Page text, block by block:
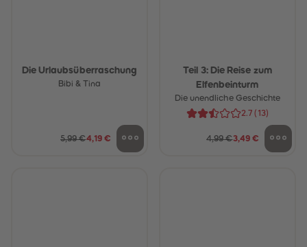
Die Urlaubsüberraschung
Bibi & Tina
5,99 €4,19 €
Teil 3: Die Reise zum
Elfenbeinturm
Die unendliche Geschichte
2.7 ( 13)
4,99 €3,49 €